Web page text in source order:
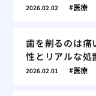
2026.02.02 医療
歯を削るのは痛
性とリアルな処
2026.02.01 医療